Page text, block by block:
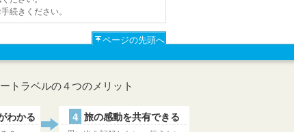
続きください。
ページの先頭へ
トラベルの４つのメリット
わかる 4 旅の感動を共有できる